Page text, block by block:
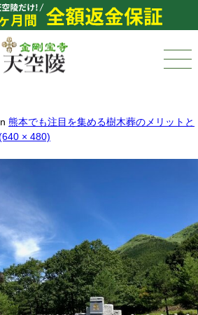
熊本でも注目を集める樹木葬のメリットと
× 480)